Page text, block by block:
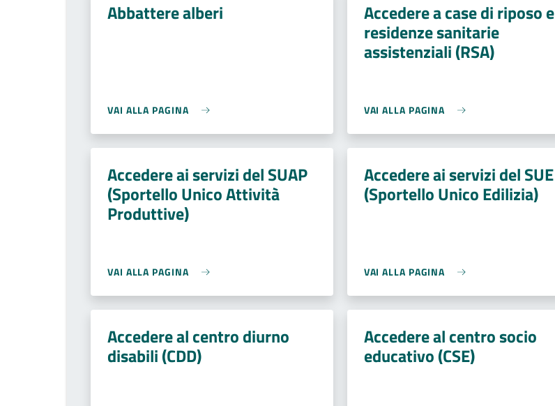
Abbattere alberi
VAI ALLA PAGINA
Accedere a case di riposo e
residenze sanitarie
assistenziali (RSA)
VAI ALLA PAGINA
Accedere ai servizi del SUAP
(Sportello Unico Attività
Produttive)
VAI ALLA PAGINA
Accedere ai servizi del SUE
(Sportello Unico Edilizia)
VAI ALLA PAGINA
Accedere al centro diurno
disabili (CDD)
Accedere al centro socio
educativo (CSE)